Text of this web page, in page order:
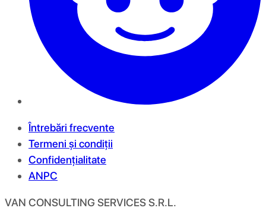
Întrebări frecvente
Termeni și condiții
Confidențialitate
ANPC
VAN CONSULTING SERVICES S.R.L.